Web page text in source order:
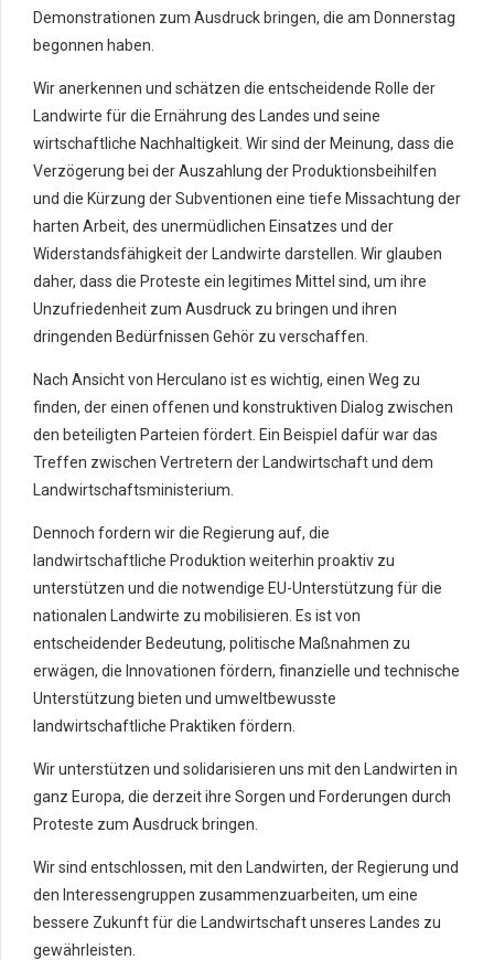
Demonstrationen zum Ausdruck bringen, die am Donnerstag
begonnen haben.
Wir anerkennen und schätzen die entscheidende Rolle der
Landwirte für die Ernährung des Landes und seine
wirtschaftliche Nachhaltigkeit. Wir sind der Meinung, dass die
Verzögerung bei der Auszahlung der Produktionsbeihilfen
und die Kürzung der Subventionen eine tiefe Missachtung der
harten Arbeit, des unermüdlichen Einsatzes und der
Widerstandsfähigkeit der Landwirte darstellen. Wir glauben
daher, dass die Proteste ein legitimes Mittel sind, um ihre
Unzufriedenheit zum Ausdruck zu bringen und ihren
dringenden Bedürfnissen Gehör zu verschaffen.
Nach Ansicht von Herculano ist es wichtig, einen Weg zu
finden, der einen offenen und konstruktiven Dialog zwischen
den beteiligten Parteien fördert. Ein Beispiel dafür war das
Treffen zwischen Vertretern der Landwirtschaft und dem
Landwirtschaftsministerium.
Dennoch fordern wir die Regierung auf, die
landwirtschaftliche Produktion weiterhin proaktiv zu
unterstützen und die notwendige EU-Unterstützung für die
nationalen Landwirte zu mobilisieren. Es ist von
entscheidender Bedeutung, politische Maßnahmen zu
erwägen, die Innovationen fördern, finanzielle und technische
Unterstützung bieten und umweltbewusste
landwirtschaftliche Praktiken fördern.
Wir unterstützen und solidarisieren uns mit den Landwirten in
ganz Europa, die derzeit ihre Sorgen und Forderungen durch
Proteste zum Ausdruck bringen.
Wir sind entschlossen, mit den Landwirten, der Regierung und
den Interessengruppen zusammenzuarbeiten, um eine
bessere Zukunft für die Landwirtschaft unseres Landes zu
gewährleisten.